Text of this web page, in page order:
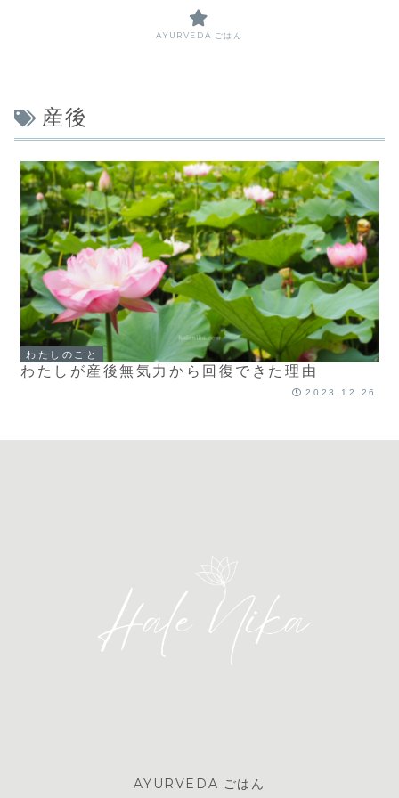
産後
わたしのこと
わたしが産後無気力から回復できた理由
2023.12.26
AYURVEDA ごはん
AYURVEDA ごはん